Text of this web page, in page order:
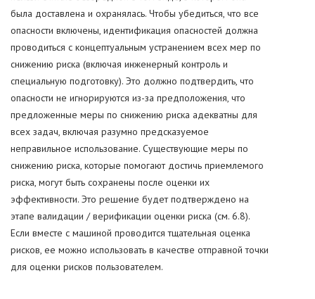
была доставлена и охранялась. Чтобы убедиться, что все
опасности включены, идентификация опасностей должна
проводиться с концептуальным устранением всех мер по
снижению риска (включая инженерный контроль и
специальную подготовку). Это должно подтвердить, что
опасности не игнорируются из-за предположения, что
предложенные меры по снижению риска адекватны для
всех задач, включая разумно предсказуемое
неправильное использование. Существующие меры по
снижению риска, которые помогают достичь приемлемого
риска, могут быть сохранены после оценки их
эффективности. Это решение будет подтверждено на
этапе валидации / верификации оценки риска (см. 6.8).
Если вместе с машиной проводится тщательная оценка
рисков, ее можно использовать в качестве отправной точки
для оценки рисков пользователем.